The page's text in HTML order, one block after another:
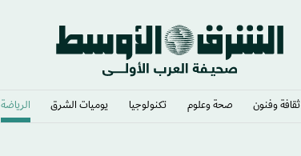
ثقافة وفنون صحة وعلوم تكنولوجيا يوميات الشرق​ الرياضة